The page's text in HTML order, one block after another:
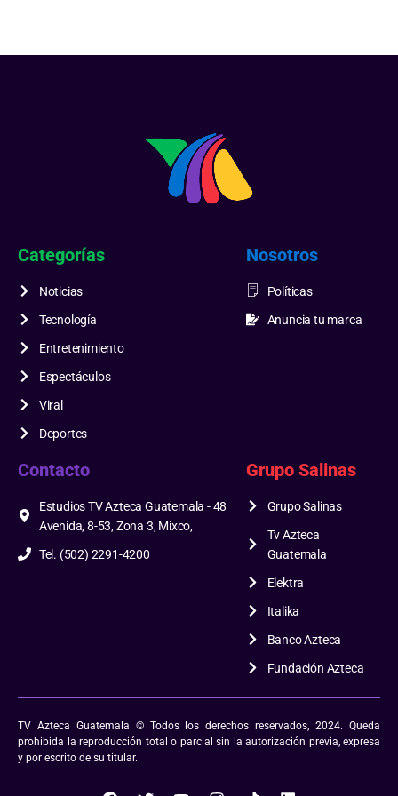
Categorías
Noticias
Tecnología
Entretenimiento
Espectáculos
Viral
Deportes
Nosotros
Políticas
Anuncia tu marca
Contacto
Estudios TV Azteca Guatemala - 48
Avenida, 8-53, Zona 3, Mixco,
Tel. (502) 2291-4200
Grupo Salinas
Grupo Salinas
Tv Azteca
Guatemala
Elektra
Italika
Banco Azteca
Fundación Azteca
TV Azteca Guatemala © Todos los derechos reservados, 2024. Queda
prohibida la reproducción total o parcial sin la autorización previa, expresa
y por escrito de su titular.